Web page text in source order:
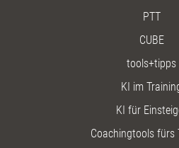
PTT
CUBE
tools+tipps
KI im
KI für
Coachingtools fürs